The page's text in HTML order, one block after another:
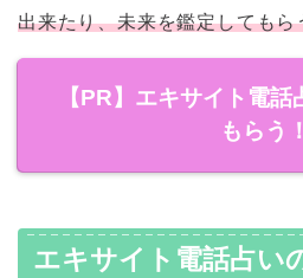
出来たり、未来を鑑定しても
【PR】エキサイト電
もらう！
エキサイト電話占い